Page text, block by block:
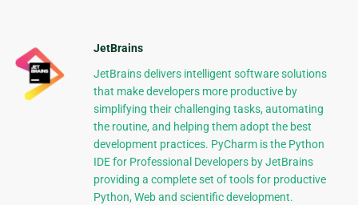
JetBrains
JetBrains delivers intelligent software solutions
that make developers more productive by
simplifying their challenging tasks, automating
the routine, and helping them adopt the best
development practices. PyCharm is the Python
IDE for Professional Developers by JetBrains
providing a complete set of tools for productive
Python, Web and scientific development.